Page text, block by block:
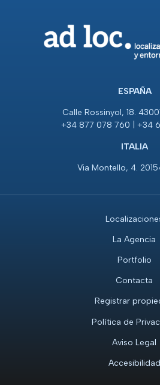
ESPAÑA
Calle Rossinyol, 18.
+34 877 078 760 | +34
ITALIA
Via Montello, 4.
La Agencia
Portfolio
Contacta
Registrar
Política de
Aviso Legal
Accesibilidad